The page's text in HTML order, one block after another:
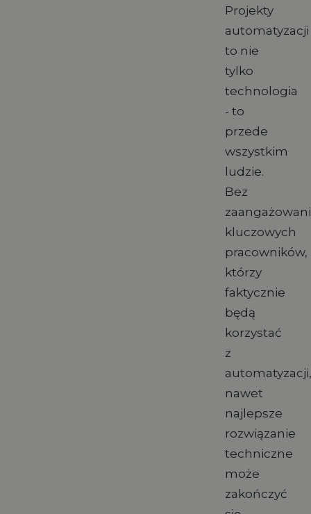
Projekty
automatyzacji
to nie
tylko
technologia
- to
przede
wszystkim
ludzie.
Bez
kluczowych
pracowników,
którzy
faktycznie
będą
korzystać
z
automatyzacji,
nawet
najlepsze
rozwiązanie
techniczne
może
zakończyć